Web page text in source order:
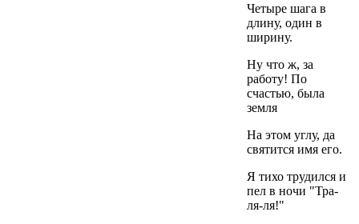
Четыре шага в
длину, один в
ширину.
Ну что ж, за
работу! По
счастью, была
земля
На этом углу, да
святится имя его.
Я тихо трудился и
пел в ночи "Тра-
ля-ля!"